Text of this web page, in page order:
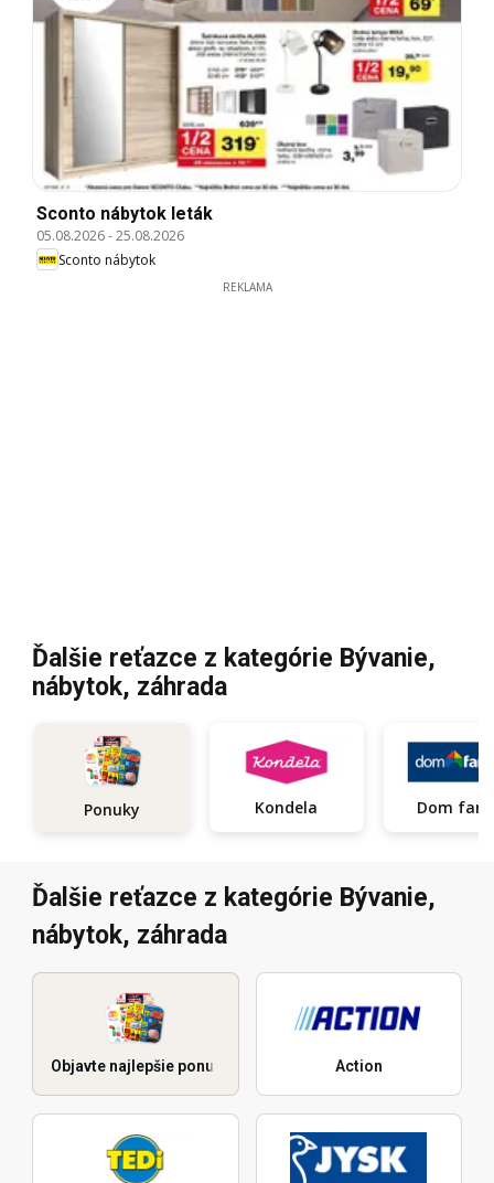
Sconto nábytok leták
05.08.2026-25.08.2026
Sconto nábytok
REKLAMA
Ďalšie reťazce z kategórie Bývanie,
nábytok, záhrada
Ponuky Kondela Dom
Ďalšie reťazce z kategórie Bývanie,
nábytok, záhrada
Objavte najlepšie ponuky Action